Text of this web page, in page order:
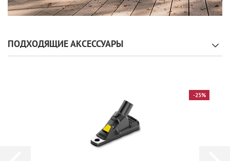
ПОДХОДЯЩИЕ АКСЕССУАРЫ
-25%